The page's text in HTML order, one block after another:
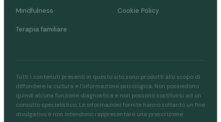
Mindfulness
Terapia familiare
Cookie Policy
Tutti i contenuti presenti in questo sito sono prodotti allo scopo di
diffondere la cultura e l'informazione psicologica. Non possiedono
quindi alcuna funzione diagnostica e non possono sostituirsi ad un
consulto specialistico. Le informazioni fornite hanno soltanto un fine
divulgativo e non intendono rappresentare una prescrizione